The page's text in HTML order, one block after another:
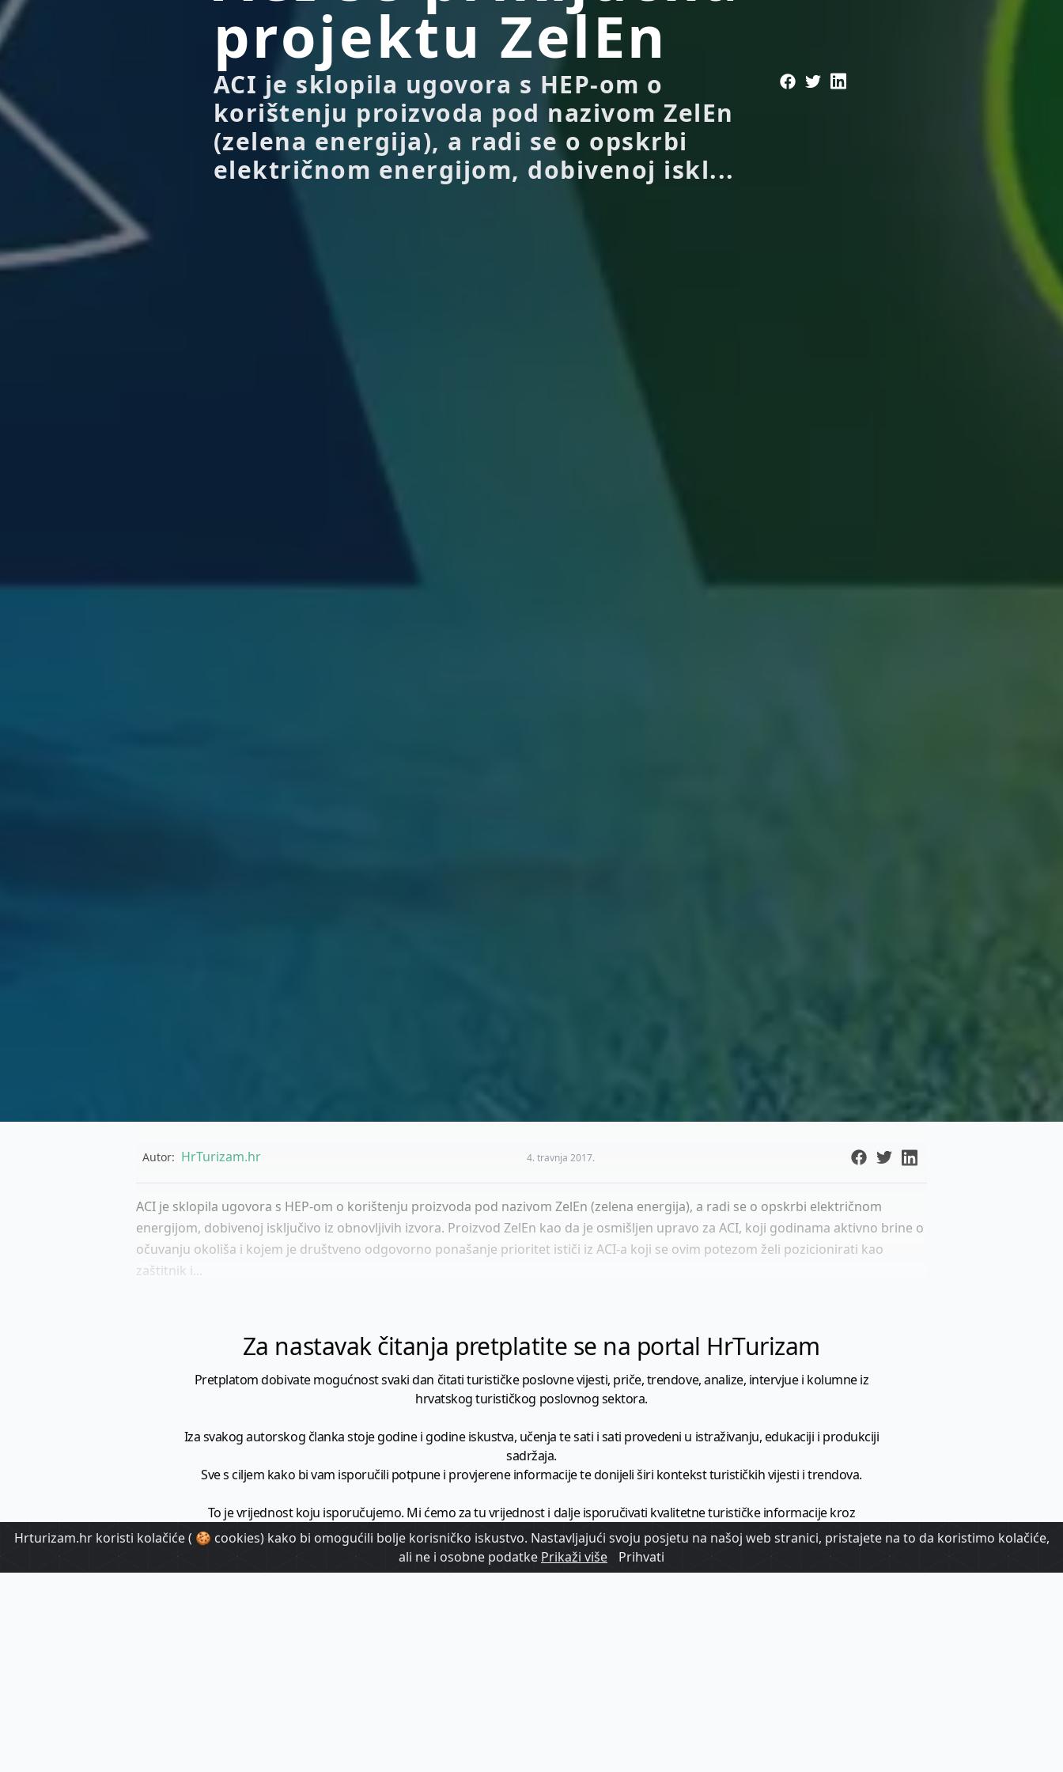
projektu ZelEn
ACI je sklopila ugovora s HEP-om o
korištenju proizvoda pod nazivom ZelEn
(zelena energija), a radi se o opskrbi
električnom energijom, dobivenoj iskl...
Autor: HrTurizam.hr 4. travnja 2017.
ACI je sklopila ugovora s HEP-om o korištenju proizvoda pod nazivom ZelEn (zelena energija), a radi se o opskrbi električnom
energijom, dobivenoj isključivo iz obnovljivih izvora. Proizvod ZelEn kao da je osmišljen upravo za ACI, koji godinama aktivno brine o
očuvanju okoliša i kojem je društveno odgovorno ponašanje prioritet ističi iz ACI-a koji se ovim potezom želi pozicionirati kao
zaštitnik i...
Za nastavak čitanja pretplatite se na portal HrTurizam
Pretplatom dobivate mogućnost svaki dan čitati turističke poslovne vijesti, priče, trendove, analize, intervjue i kolumne iz
hrvatskog turističkog poslovnog sektora.
Iza svakog autorskog članka stoje godine i godine iskustva, učenja te sati i sati provedeni u istraživanju, edukaciji i produkciji
sadržaja.
Sve s ciljem kako bi vam isporučili potpune i provjerene informacije te donijeli širi kontekst turističkih vijesti i trendova.
To je vrijednost koju isporučujemo. Mi ćemo za tu vrijednost i dalje isporučivati kvalitetne turističke informacije kroz
minimalno1728 članaka godišnje
HrTurizam - vaš izvor informacija iz poslovnog svijeta hrvatskog turizma.
Hrturizam.hr koristi kolačiće ( 🍪 cookies) kako bi omogućili bolje korisničko iskustvo. Nastavljajući svoju posjetu na našoj web stranici, pristajete na to da koristimo kolačiće,
ali ne i osobne podatke Prikaži više Prihvati